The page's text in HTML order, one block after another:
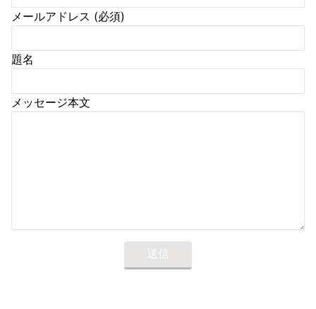
メールアドレス (必須)
題名
メッセージ本文